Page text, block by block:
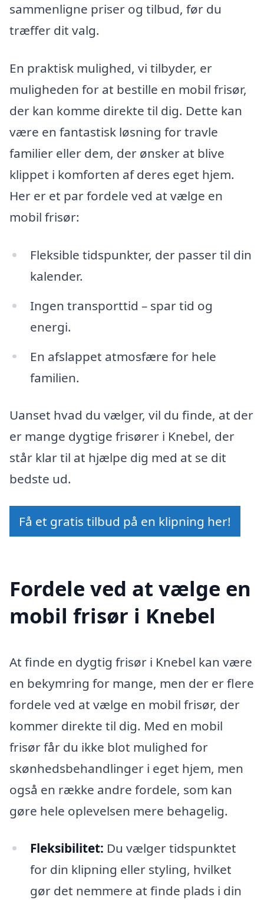
sammenligne priser og tilbud, før du
træffer dit valg.
En praktisk mulighed, vi tilbyder, er
muligheden for at bestille en mobil frisør,
der kan komme direkte til dig. Dette kan
være en fantastisk løsning for travle
familier eller dem, der ønsker at blive
klippet i komforten af deres eget hjem.
Her er et par fordele ved at vælge en
mobil frisør:
Fleksible tidspunkter, der passer til din
kalender.
Ingen transporttid – spar tid og
energi.
En afslappet atmosfære for hele
familien.
Uanset hvad du vælger, vil du finde, at der
er mange dygtige frisører i Knebel, der
står klar til at hjælpe dig med at se dit
bedste ud.
Få et gratis tilbud på en klipning her!
Fordele ved at vælge en
mobil frisør i Knebel
At finde en dygtig frisør i Knebel kan være
en bekymring for mange, men der er flere
fordele ved at vælge en mobil frisør, der
kommer direkte til dig. Med en mobil
frisør får du ikke blot mulighed for
skønhedsbehandlinger i eget hjem, men
også en række andre fordele, som kan
gøre hele oplevelsen mere behagelig.
Fleksibilitet: Du vælger tidspunktet
for din klipning eller styling, hvilket
gør det nemmere at finde plads i din